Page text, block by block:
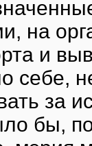
на
и
себе,
за
бы,